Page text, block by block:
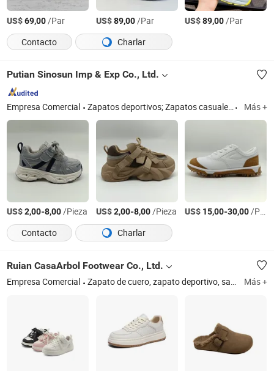
US$69,00/Par US$89,00/Par US$89,00/Par
Contacto
Charlar
Putian Sinosun Imp & Exp Co., Ltd.
Empresa Comercial Zapatos deportivos; Zapatos casuales Fujian
Más +
US$2,00-8,00/Pieza US$2,00-8,00/Pieza US$ 15,00-30,00/Pieza
Contacto
Charlar
Ruian CasaArbol Footwear Co., Ltd.
Empresa Comercial Zapato de cuero, zapato deportivo, sandalia, pantufla de cuero, máquina de zapatos Más +